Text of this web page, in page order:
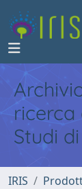
ricerca
Studi
IRIS